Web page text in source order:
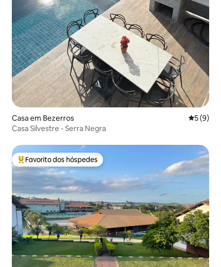
Casa em Bezerros
5 (9)
Casa Silvestre - Serra Negra
Favoritos dos hóspedes mais apreciados
Favorito dos hóspedes